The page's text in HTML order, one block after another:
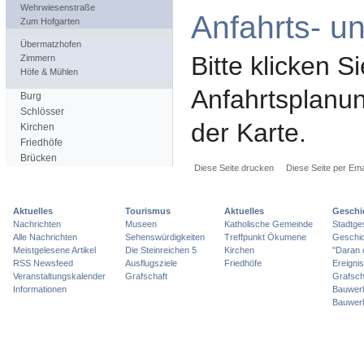
Wehrwiesenstraße
Zum Hofgarten
Übermatzhofen
Zimmern
Höfe & Mühlen
Burg
Schlösser
Kirchen
Friedhöfe
Brücken
Anfahrts-
Bitte klicken
der Karte.
Diese Seite drucken Diese Seite per
Aktuelles
Nachrichten
Alle Nachrichten
Meistgelesene Artikel
RSS Newsfeed
Veranstaltungskalender
Informationen
Tourismus
Museen
Sehenswürdigkeiten
Die Steinreichen 5
Ausflugsziele
Grafschaft
Aktuelles
Katholische Gemeinde
Treffpunkt Ökumene
Kirchen
Friedhöfe
"Daran